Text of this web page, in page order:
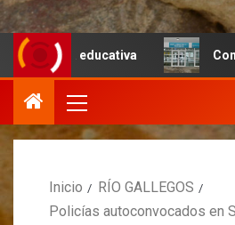
educativa Continúa el
Inicio
RÍO GALLEGOS
Policías autoconvocados en